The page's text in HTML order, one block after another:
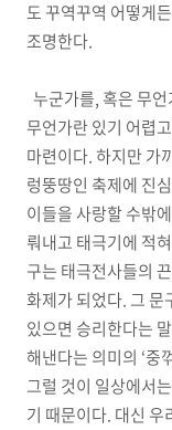
도 꾸역꾸역 어떻게
조명한다.
누군가를, 혹은 무
무언가란 있기 어렵
마련이다. 하지만 가
렁뚱땅인 축제에 진
이들을 사랑할 수밖
뤄내고 태극기에 적
구는 태극전사들의
화제가 되었다. 그 문
있으면 승리한다는
해낸다는 의미의 ‘중
그럴 것이 일상에서
기 때문이다. 대신